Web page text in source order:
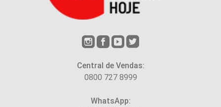
Central de Vendas:
0800 727 8999
WhatsApp: